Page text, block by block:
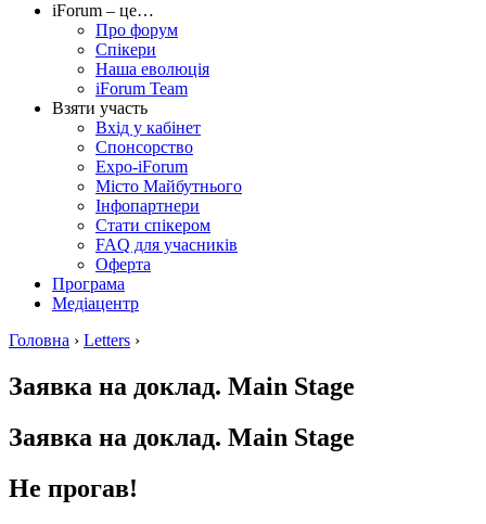
iForum – це…
Про форум
Спікери
Наша еволюція
iForum Team
Взяти участь
Вхід у кабінет
Спонсорство
Expo-iForum
Місто Майбутнього
Інфопартнери
Стати спікером
FAQ для учасників
Оферта
Програма
Медіацентр
Головна › Letters ›
Заявка на доклад. Main Stage
Заявка на доклад. Main Stage
Не прогав!